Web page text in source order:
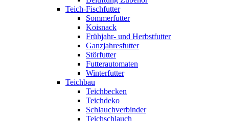
Teich-Fischfutter
Sommerfutter
Koisnack
Frühjahr- und Herbstfutter
Ganzjahresfutter
Störfutter
Futterautomaten
Winterfutter
Teichbau
Teichbecken
Teichdeko
Schlauchverbinder
Teichschlauch